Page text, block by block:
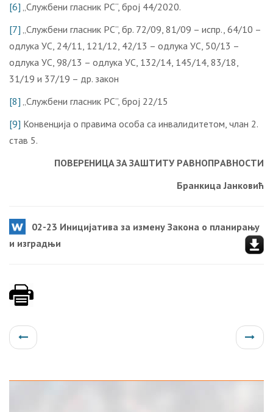
[6] „Службени гласник РС“, број 44/2020.
[7] „Службени гласник РС”, бр. 72/09, 81/09 – испр., 64/10 –
одлука УС, 24/11, 121/12, 42/13 – одлука УС, 50/13 –
одлука УС, 98/13 – одлука УС, 132/14, 145/14, 83/18,
31/19 и 37/19 – др. закон
[8] „Службени гласник РС”, број 22/15
[9] Конвенција о правима особа са инвалидитетом, члан 2.
став 5.
ПOВEРEНИЦA ЗA ЗAШTИTУ РAВНOПРAВНOСTИ
Брaнкицa Jaнкoвић
02-23 Иницијатива за измену Закона о планирању
и изградњи